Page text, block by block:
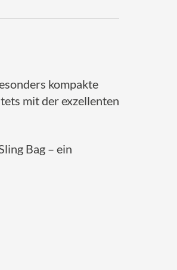
kompakte
mit der exzellenten
Bag – ein